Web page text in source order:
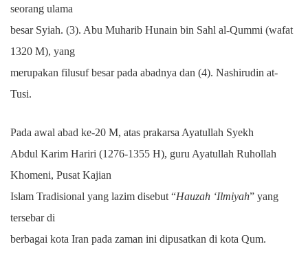
seorang ulama
besar Syiah. (3). Abu Muharib Hunain bin Sahl al-Qummi (wafat
1320 M), yang
merupakan filusuf besar pada abadnya dan (4). Nashirudin at-
Tusi.
Pada awal abad ke-20 M, atas prakarsa Ayatullah Syekh
Abdul Karim Hariri (1276-1355 H), guru Ayatullah Ruhollah
Khomeni, Pusat Kajian
Islam Tradisional yang lazim disebut “Hauzah ‘Ilmiyah” yang
tersebar di
berbagai kota Iran pada zaman ini dipusatkan di kota Qum.